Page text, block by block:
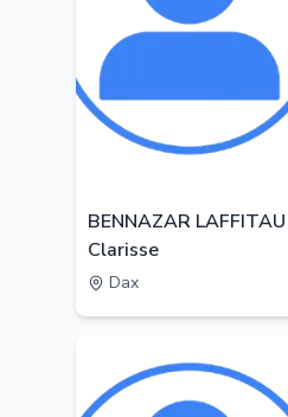
BENNAZAR LAFFITAU
Clarisse
Dax